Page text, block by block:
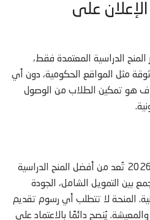
على
الدراسية المعتمدة فقط،
مثل المواقع الحكومية، دون أي
هو تمكين الطلاب من الوصول
منحة الحكومة التركية 2026/2027 تُعد من أفضل المنح الدراسية
بين التمويل الشامل، الجودة
المنحة لا تتطلب أي رسوم تقديم
يُنصح دائمًا بالاعتماد على